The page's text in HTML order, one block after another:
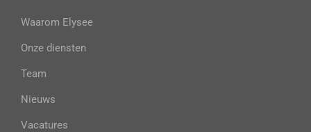
Waarom Elysee
Onze diensten
Team
Nieuws
Vacatures